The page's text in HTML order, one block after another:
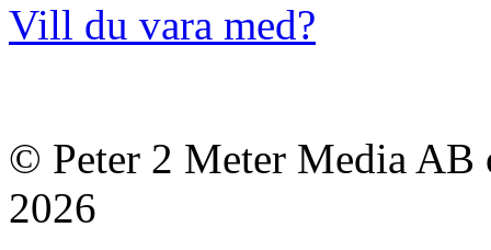
Vill du vara med?
© Peter 2 Meter Media AB
2026